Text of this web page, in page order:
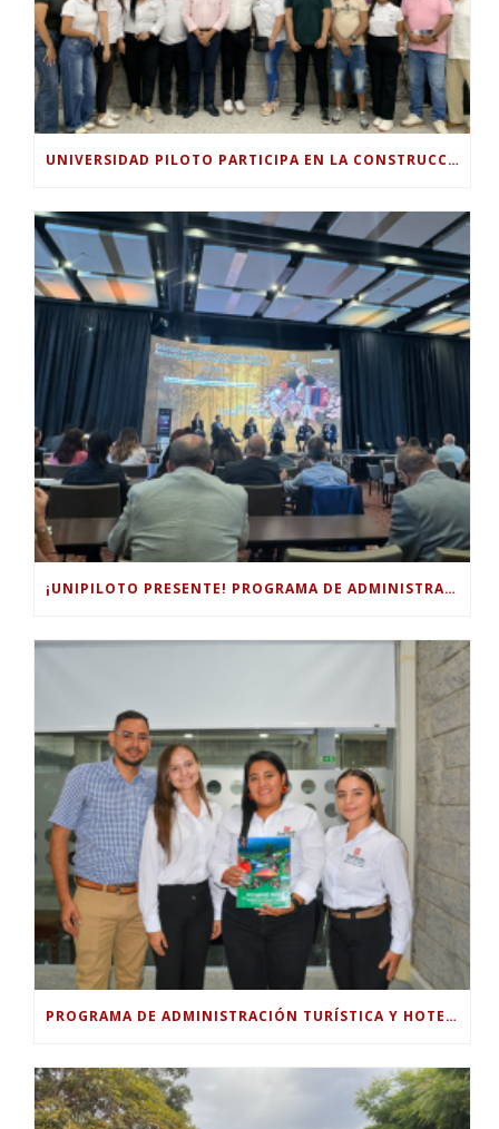
UNIVERSIDAD PILOTO PARTICIPA EN LA CONSTRUCCIÓN DEL PLAN SECTORIAL DE TURISMO 2026-2030
¡UNIPILOTO PRESENTE! PROGRAMA DE ADMINISTRACIÓN TURÍSTICA Y HOTELERA PARTICIPÓ EN EL FORO INTERNACIONAL DE TURISMO “COLOMBIA, UN MUNDO MÁGICO POR EXPLORAR”
PROGRAMA DE ADMINISTRACIÓN TURÍSTICA Y HOTELERA DE LA UNIVERSIDAD PILOTO ENTREGA DOCUMENTO TÉCNICO PARA FORTALECER EL TURISMO RURAL EN GUABINAL.